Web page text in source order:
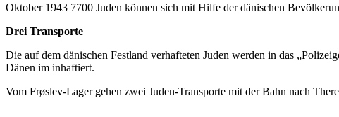
Oktober 1943 7700 Juden können sich mit Hilfe der dänischen
Drei Transporte
Die auf dem dänischen Festland verhafteten Juden werden in das
Dänen im inhaftiert.
Vom Frøslev-Lager gehen zwei Juden-Transporte mit der Bahn nach